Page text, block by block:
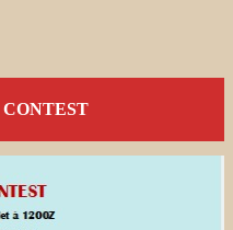
CONTEST